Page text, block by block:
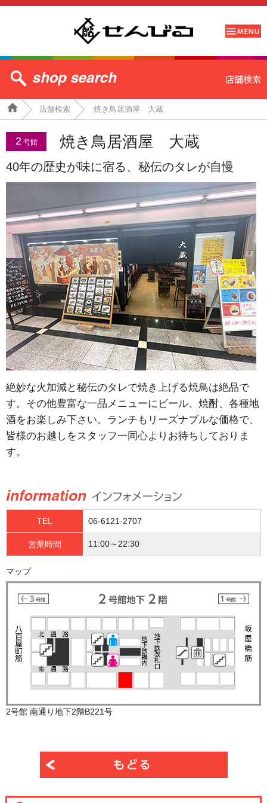
店舗検索 焼き鳥居酒屋 大蔵
2 号館 焼き鳥居酒屋 大蔵
40年の歴史が味に宿る、秘伝のタレが自慢
絶妙な火加減と秘伝のタレで焼き上げる焼鳥は絶品で
す。その他豊富な一品メニューにビール、焼酎、各種地
酒をお楽しみ下さい。ランチもリーズナブルな価格で、
皆様のお越しをスタッフ一同心よりお待ちしておりま
す。
TEL 06-6121-2707
営業時間 11:00～22:30
マップ
2号館 南通り地下2階B221号